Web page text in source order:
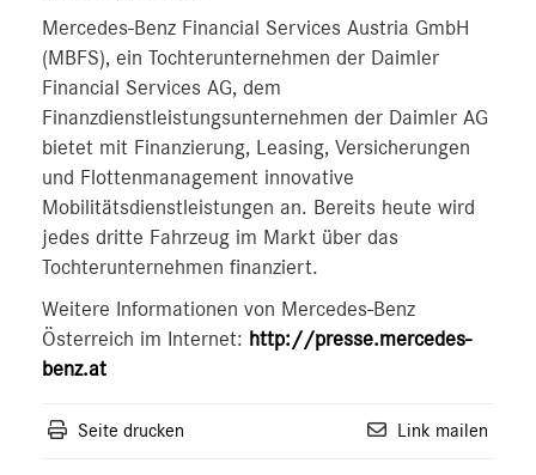
Mercedes-Benz Financial Services Austria GmbH
(MBFS), ein Tochterunternehmen der Daimler
Financial Services AG, dem
Finanzdienstleistungsunternehmen der Daimler AG
bietet mit Finanzierung, Leasing, Versicherungen
und Flottenmanagement innovative
Mobilitätsdienstleistungen an. Bereits heute wird
jedes dritte Fahrzeug im Markt über das
Tochterunternehmen finanziert.
Weitere Informationen von Mercedes-Benz
Österreich im Internet: http://presse.mercedes-
benz.at
Seite drucken Link mailen